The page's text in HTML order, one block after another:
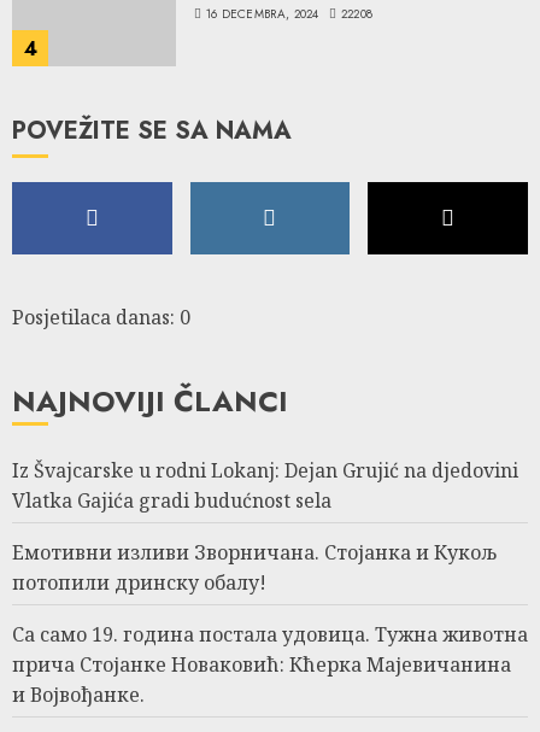
4
16 DECEMBRA, 2024 22208
POVEŽITE SE SA NAMA
Posjetilaca danas: 0
NAJNOVIJI ČLANCI
Iz Švajcarske u rodni Lokanj: Dejan Grujić na djedovini
Vlatka Gajića gradi budućnost sela
Емотивни изливи Зворничана. Стојанка и Кукољ
потопили дринску обалу!
Са само 19. година постала удовица. Тужна животна
прича Стојанке Новаковић: Кћерка Мајевичанина
и Војвођанке.